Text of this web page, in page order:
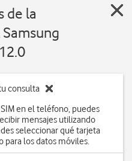
de la
consulta
en el teléfono, puedes
mensajes utilizando
seleccionar qué tarjeta
para los datos móviles.